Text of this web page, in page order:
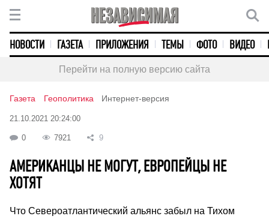
НОВОСТИ ГАЗЕТА ПРИЛОЖЕНИЯ ТЕМЫ ФОТО ВИДЕО
Перейти на полную версию сайта
Газета Геополитика Интернет-версия
21.10.2021 20:24:00
0 7921 9
АМЕРИКАНЦЫ НЕ МОГУТ, ЕВРОПЕЙЦЫ НЕ
ХОТЯТ
Что Североатлантический альянс забыл на Тихом